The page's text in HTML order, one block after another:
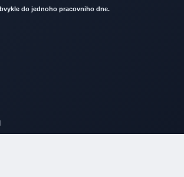
do jednoho pracovniho dne.